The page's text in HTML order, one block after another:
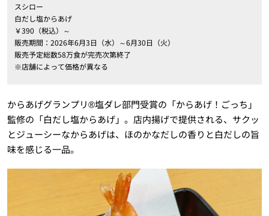
スシロー
白だし塩からあげ
￥390（税込）～
販売期間：2026年6月3日（水）～6月30日（火）
販売予定総数58万食が完売次第終了
※店舗によって価格が異なる
からあげグランプリ®︎塩ダレ部門受賞の「からあげ！ごっち」
監修の「白だし塩からあげ」。店内揚げで提供される、サクッ
とジューシーなからあげは、ほのかなだしの香りと白だしの旨
味を感じる一品。